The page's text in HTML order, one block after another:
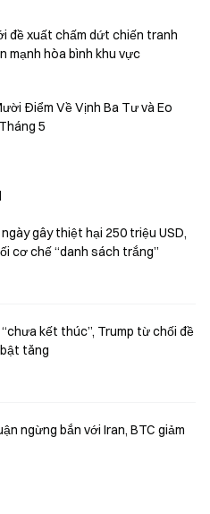
đề xuất chấm dứt chiến tranh
mạnh hòa bình khu vực
Điểm Về Vịnh Ba Tư và Eo
5
gây thiệt hại 250 triệu USD,
cơ chế “danh sách trắng”
kết thúc”, Trump từ chối đề
tăng
ngừng bắn với Iran, BTC giảm